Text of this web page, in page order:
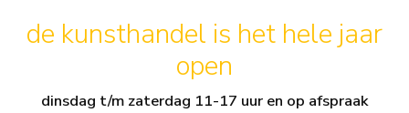
de kunsthandel is het hele jaar
open
dinsdag t/m zaterdag 11-17 uur en op afspraak